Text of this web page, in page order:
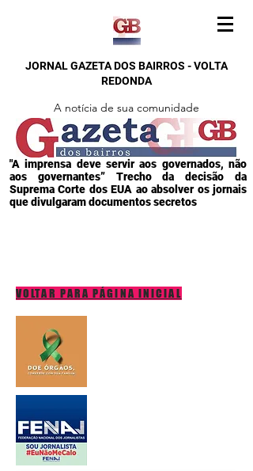
JORNAL GAZETA DOS BAIRROS - VOLTA
REDONDA
A notícia de sua comunidade
"A imprensa deve servir aos governados, não
aos governantes” Trecho da decisão da
Suprema Corte dos EUA ao absolver os jornais
que divulgaram documentos secretos
VOLTAR PARA PÁGINA INICIAL